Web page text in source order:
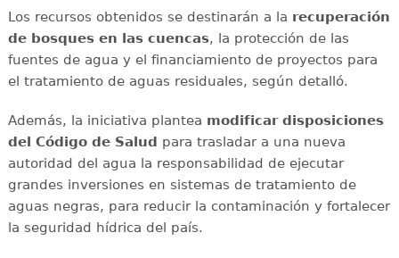
Los recursos obtenidos se destinarán a la recuperación
de bosques en las cuencas, la protección de las
fuentes de agua y el financiamiento de proyectos para
el tratamiento de aguas residuales, según detalló.
Además, la iniciativa plantea modificar disposiciones
del Código de Salud para trasladar a una nueva
autoridad del agua la responsabilidad de ejecutar
grandes inversiones en sistemas de tratamiento de
aguas negras, para reducir la contaminación y fortalecer
la seguridad hídrica del país.